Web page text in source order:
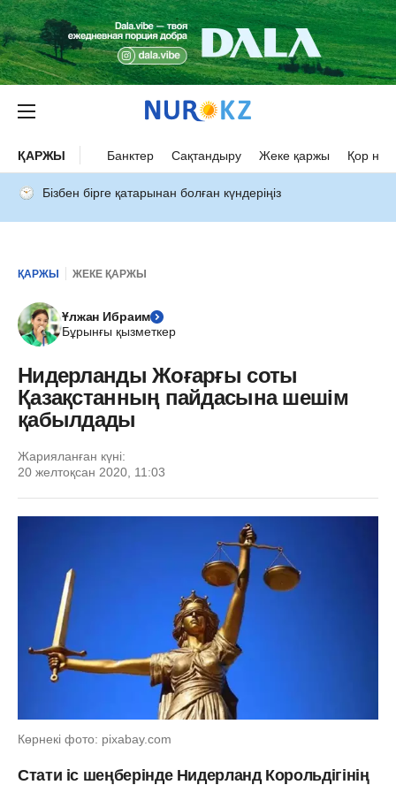
ҚАРЖЫ Банктер Сақтандыру Жеке қаржы Қор
Бізбен бірге қатарынан болған күндеріңіз
ҚАРЖЫ ЖЕКЕ ҚАРЖЫ
Ұлжан Ибраим
Бұрынғы қызметкер
Нидерланды Жоғарғы соты
Қазақстанның пайдасына шешім
қабылдады
Жарияланған күні:
20 желтоқсан 2020, 11:03
Көрнекі фото: pixabay.com
Стати іс шеңберінде Нидерланд Корольдігінің